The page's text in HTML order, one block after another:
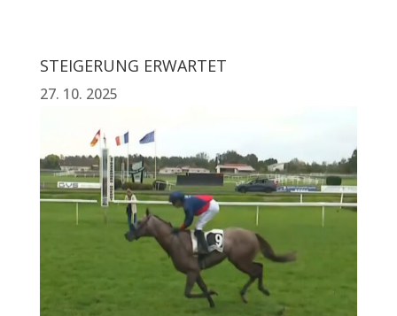
STEIGERUNG ERWARTET
27. 10. 2025